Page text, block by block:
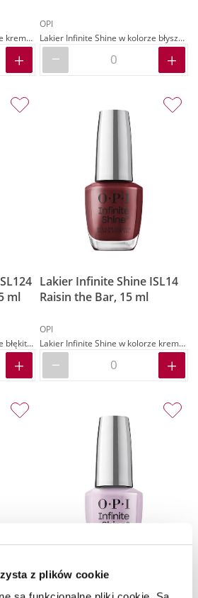
z plików cookie
Lakier Infinite Shine w kolorze kremowym brązowym
OPI
Lakier Infinite Shine w kolorze błyszczącym różowym
ml
Lakier Infinite Shine w kolorze błękitnym kremowym
Lakier Infinite Shine ISL14
Raisin the Bar, 15 ml
OPI
Lakier Infinite Shine w kolorze kremowym bordowym